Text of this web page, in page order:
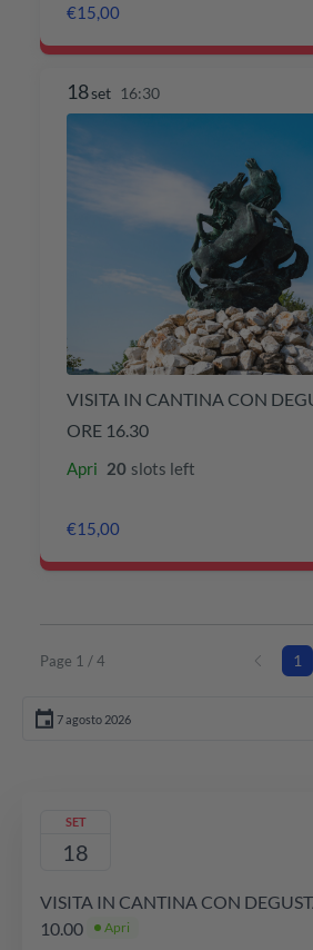
€15,00
18set 16:30
VISITA IN CANTINA CON
ORE 16.30
Apri 20 slots left
€15,00
Page 1 / 4 1
SET
18
VISITA IN CANTINA CON
10.00
Apri